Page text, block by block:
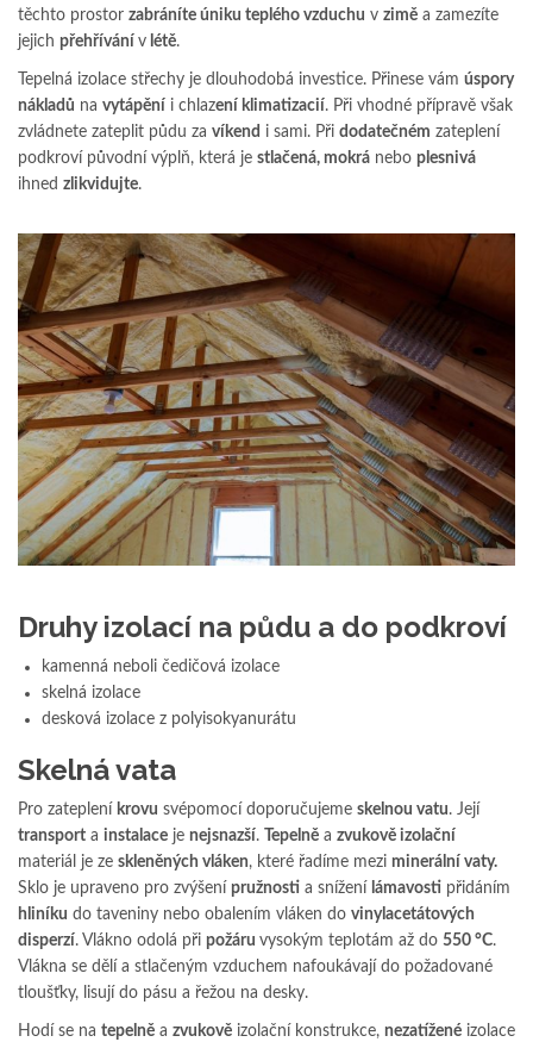
těchto prostor zabráníte úniku teplého vzduchu v zimě a zamezíte
jejich přehřívání v létě.
Tepelná izolace střechy je dlouhodobá investice. Přinese vám úspory
nákladů na vytápění i chlazení klimatizacií. Při vhodné přípravě však
zvládnete zateplit půdu za víkend i sami. Při dodatečném zateplení
podkroví původní výplň, která je stlačená, mokrá nebo plesnivá
ihned zlikvidujte.
Druhy izolací na půdu a do podkroví
kamenná neboli čedičová izolace
skelná izolace
desková izolace z polyisokyanurátu
Skelná vata
Pro zateplení krovu svépomocí doporučujeme skelnou vatu. Její
transport a instalace je nejsnazší. Tepelně a zvukově izolační
materiál je ze skleněných vláken, které řadíme mezi minerální vaty.
Sklo je upraveno pro zvýšení pružnosti a snížení lámavosti přidáním
hliníku do taveniny nebo obalením vláken do vinylacetátových
disperzí. Vlákno odolá při požáru vysokým teplotám až do 550 °C.
Vlákna se dělí a stlačeným vzduchem nafoukávají do požadované
tloušťky, lisují do pásu a řežou na desky.
Hodí se na tepelně a zvukově izolační konstrukce, nezatížené izolace